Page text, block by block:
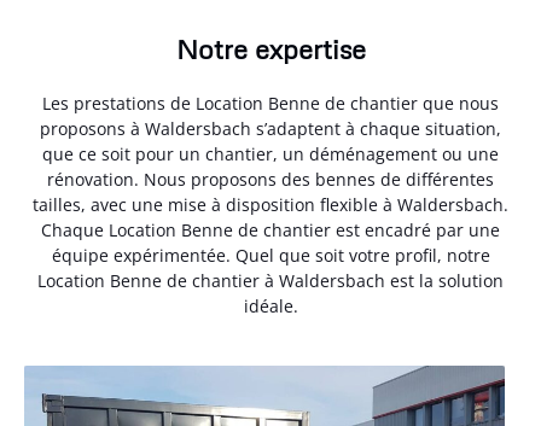
Notre expertise
Les prestations de Location Benne de chantier que nous
proposons à Waldersbach s’adaptent à chaque situation,
que ce soit pour un chantier, un déménagement ou une
rénovation. Nous proposons des bennes de différentes
tailles, avec une mise à disposition flexible à Waldersbach.
Chaque Location Benne de chantier est encadré par une
équipe expérimentée. Quel que soit votre profil, notre
Location Benne de chantier à Waldersbach est la solution
idéale.